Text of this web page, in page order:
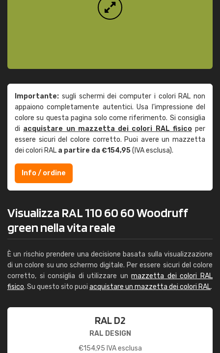
Importante: sugli schermi dei computer i colori RAL non
appaiono completamente autentici. Usa l'impressione del
colore su questa pagina solo come riferimento. Si consiglia
di acquistare un mazzetta dei colori RAL fisicoper
essere sicuri del colore corretto. Puoi avere un mazzetta
dei colori RAL a partire da €154,95(IVA esclusa).
Info / ordine
Visualizza RAL 110 60 60 Woodruff
green nella vita reale
È un rischio prendere una decisione basata sulla visualizzazione
di un colore su uno schermo digitale. Per essere sicuri del colore
corretto, si consiglia di utilizzare unmazzetta dei colori RAL
fisico. Su questo sito puoi acquistare un mazzetta dei colori RAL.
RAL D2
RAL DESIGN
€154,95 IVA esclusa